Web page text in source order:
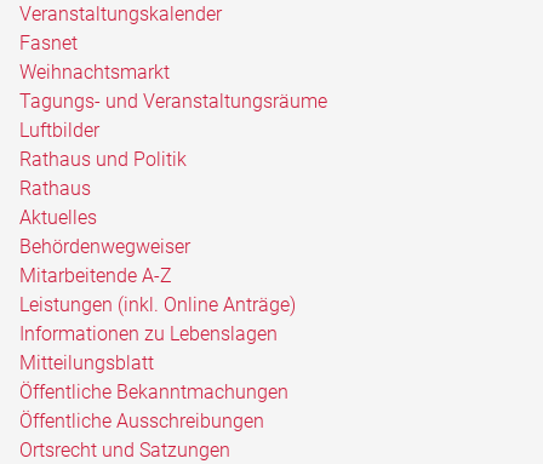
Veranstaltungskalender
Fasnet
Weihnachtsmarkt
Tagungs- und Veranstaltungsräume
Luftbilder
Rathaus und Politik
Rathaus
Aktuelles
Behördenwegweiser
Mitarbeitende A-Z
Leistungen (inkl. Online Anträge)
Informationen zu Lebenslagen
Mitteilungsblatt
Öffentliche Bekanntmachungen
Öffentliche Ausschreibungen
Ortsrecht und Satzungen